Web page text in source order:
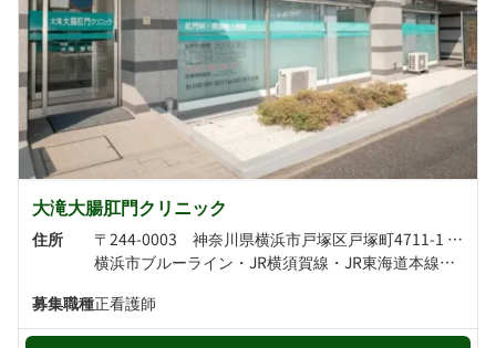
大滝大腸肛門クリニック
住所
〒244-0003 神奈川県横浜市戸塚区戸塚町4711-1 オセアン矢沢ビル1F
横浜市ブルーライン・JR横須賀線・JR東海道本線・JR湘南新宿ライン・JR上野東京ライン 戸塚駅より徒歩8分 横浜市ブルーライン 踊場駅より徒歩12分
募集職種正看護師